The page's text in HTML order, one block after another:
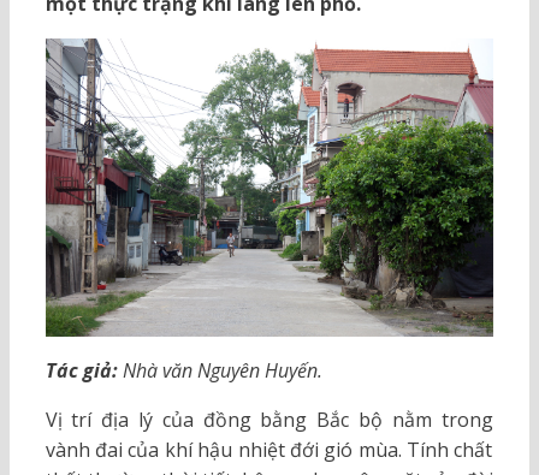
Tác giả:Nhà văn Nguyên Huyến.
Vị trí địa lý của đồng bằng Bắc bộ nằm trong
vành đai của khí hậu nhiệt đới gió mùa. Tính chất